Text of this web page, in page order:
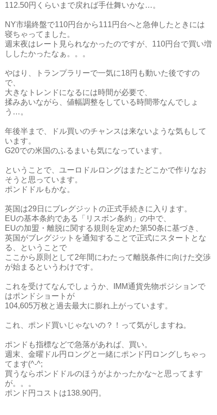
112.50円くらいまで戻れば手仕舞いかな…。
NY市場終盤で110円台から111円台へと急伸したときには
寝ちゃってました。
週末夜はレート見られなかったのですが、110円台で買い増
ししたかったなぁ。。。
やはり、トランプラリーで一気に18円も動いた後ですの
で、
大きなトレンドになるには時間が必要で、
揉みあいながら、値幅調整をしている時間帯なんでしょ
う…。
年後半まで、ドル買いのチャンスは来ないような気もして
います。
G20での米国のふるまいも気になっています。
ということで、ユーロドルロングはまたどこかで作りなお
そうと思っています。
ポンドドルもかな。
英国は29日にブレグジットの正式手続きに入ります。
EUの基本条約である「リスボン条約」の中で、
EUの加盟・離脱に関する規則を定めた第50条に基づき、
英国がブレグジットを通知することで正式にスタートとな
る、ということで
ここから原則として2年間にわたって離脱条件に向けた交渉
が始まるというわけです。
これを受けてなんでしょうか、IMM通貨先物ポジションで
はポンドショートが
104,605万枚と過去最大に膨れ上がっています。
これ、ポンド買いじゃないの？！って気がしますね。
ポンドも指標などで急落があれば、買い。
週末、金曜ドル円ロングと一緒にポンド円ロングしちゃっ
てます(^-^;
買うならポンドドルのほうがよかったかな~と思ってます
が。。。
ポンド円コストは138.90円。